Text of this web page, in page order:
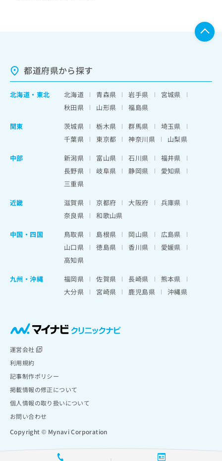
都道府県から探す
北海道 ・ 東北 北海道 青森県 岩手県
宮城県
秋田県
山形県
福島県
関東
茨城県 栃木県 群馬県
埼玉県
千葉県
東京都 神奈川県
山梨県
中部
新潟県 富山県 石川県
福井県
長野県
岐阜県 静岡県
愛知県
三重県
近畿
滋賀県 京都府 大阪府
兵庫県
奈良県
和歌山県
中国・四国
鳥取県 島根県 岡山県
広島県
山口県
徳島県 香川県
愛媛県
高知県
九州・沖縄
福岡県 佐賀県 長崎県
熊本県
大分県
宮崎県 鹿児島県 沖縄県
運営会社
利用規約
記事制作ポリシー
掲載情報の修正について
個人情報の取り扱いについて
お問い合わせ
Copyright © Mynavi Corporation